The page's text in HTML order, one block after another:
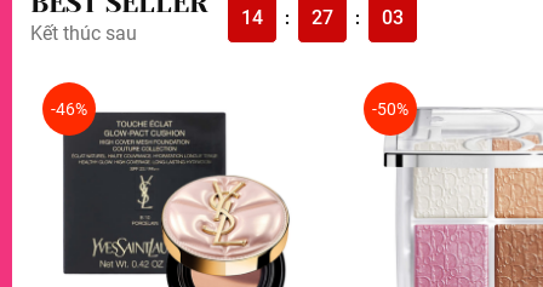
Kết thúc sau
14 : 27 : 01
-46% -50%